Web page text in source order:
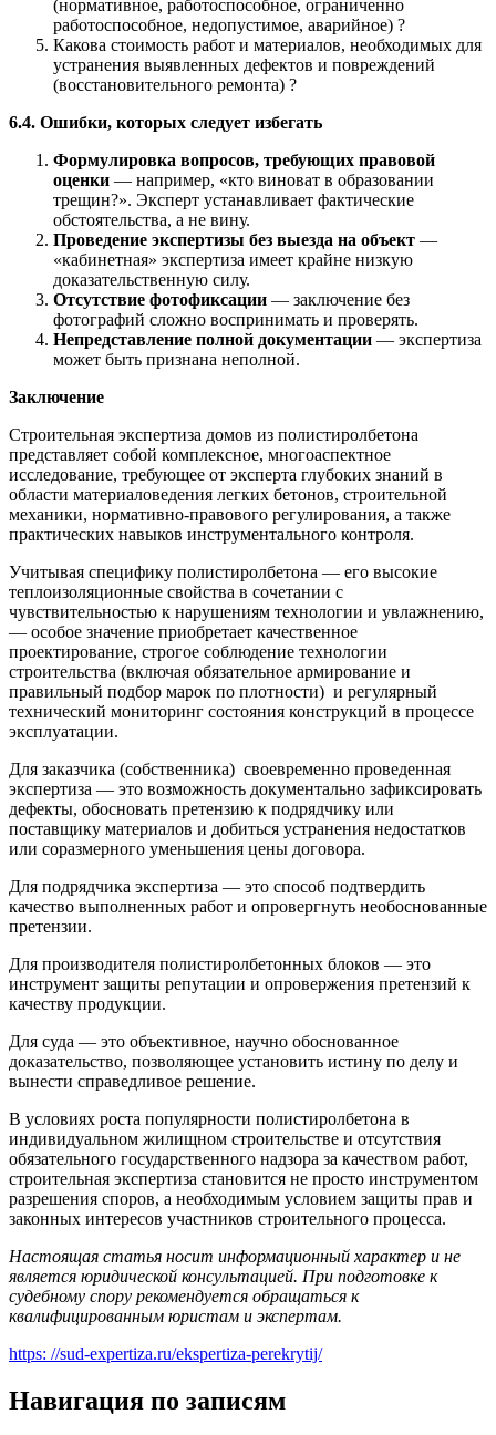
(нормативное, работоспособное, ограниченно
работоспособное, недопустимое, аварийное) ?
Какова стоимость работ и материалов, необходимых для
устранения выявленных дефектов и повреждений
(восстановительного ремонта) ?
6.4. Ошибки, которых следует избегать
Формулировка вопросов, требующих правовой
оценки — например, «кто виноват в образовании
трещин?». Эксперт устанавливает фактические
обстоятельства, а не вину.
Проведение экспертизы без выезда на объект —
«кабинетная» экспертиза имеет крайне низкую
доказательственную силу.
Отсутствие фотофиксации — заключение без
фотографий сложно воспринимать и проверять.
Непредставление полной документации — экспертиза
может быть признана неполной.
Заключение
Строительная экспертиза домов из полистиролбетона
представляет собой комплексное, многоаспектное
исследование, требующее от эксперта глубоких знаний в
области материаловедения легких бетонов, строительной
механики, нормативно-правового регулирования, а также
практических навыков инструментального контроля.
Учитывая специфику полистиролбетона — его высокие
теплоизоляционные свойства в сочетании с
чувствительностью к нарушениям технологии и увлажнению,
— особое значение приобретает качественное
проектирование, строгое соблюдение технологии
строительства (включая обязательное армирование и
правильный подбор марок по плотности) и регулярный
технический мониторинг состояния конструкций в процессе
эксплуатации.
Для заказчика (собственника) своевременно проведенная
экспертиза — это возможность документально зафиксировать
дефекты, обосновать претензию к подрядчику или
поставщику материалов и добиться устранения недостатков
или соразмерного уменьшения цены договора.
Для подрядчика экспертиза — это способ подтвердить
качество выполненных работ и опровергнуть необоснованные
претензии.
Для производителя полистиролбетонных блоков — это
инструмент защиты репутации и опровержения претензий к
качеству продукции.
Для суда — это объективное, научно обоснованное
доказательство, позволяющее установить истину по делу и
вынести справедливое решение.
В условиях роста популярности полистиролбетона в
индивидуальном жилищном строительстве и отсутствия
обязательного государственного надзора за качеством работ,
строительная экспертиза становится не просто инструментом
разрешения споров, а необходимым условием защиты прав и
законных интересов участников строительного процесса.
Настоящая статья носит информационный характер и не
является юридической консультацией. При подготовке к
судебному спору рекомендуется обращаться к
квалифицированным юристам и экспертам.
https: //sud-expertiza.ru/ekspertiza-perekrytij/
Навигация по записям